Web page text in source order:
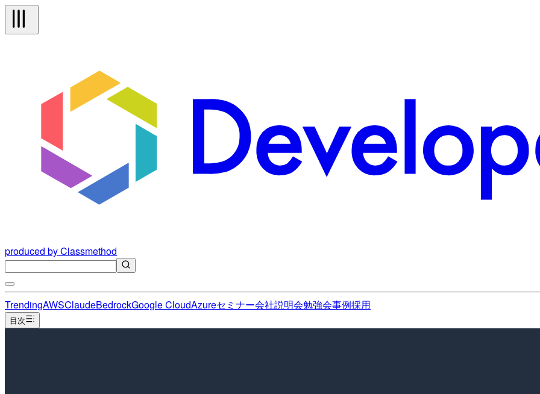
produced by Classmethod
TrendingAWSClaudeBedrockGoogle CloudAzureセミナー会社説明会勉強会事例採用
目次